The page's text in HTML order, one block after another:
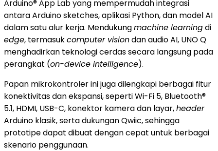
Arduino® App Lab yang mempermudah integrasi
antara Arduino sketches, aplikasi Python, dan model AI
dalam satu alur kerja. Mendukungmachine learningdi
edge, termasukcomputer visiondan audio AI, UNO Q
menghadirkan teknologi cerdas secara langsung pada
perangkat (on-device intelligence).
Papan mikrokontroler ini juga dilengkapi berbagai fitur
konektivitas dan ekspansi, seperti Wi-Fi 5, Bluetooth®
5.1, HDMI, USB-C, konektor kamera dan layar,header
Arduino klasik, serta dukungan Qwiic, sehingga
prototipe dapat dibuat dengan cepat untuk berbagai
skenario penggunaan.